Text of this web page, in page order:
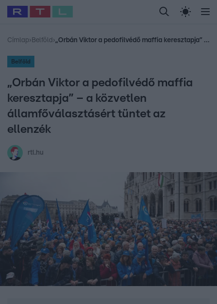
Legfrissebb RTL Híradó Randi Celeb vagyok,
Babits Marcella Most Wanted Gallusz
Címlap› Belföld › „Orbán Viktor a pedofilvédő maffia keresztapja” – a közvetlen államfőválasztásért tüntet az ellenzék
Belföld
„Orbán Viktor a pedofilvédő maffia
keresztapja” – a közvetlen
államfőválasztásért tüntet az
ellenzék
rtl.hu